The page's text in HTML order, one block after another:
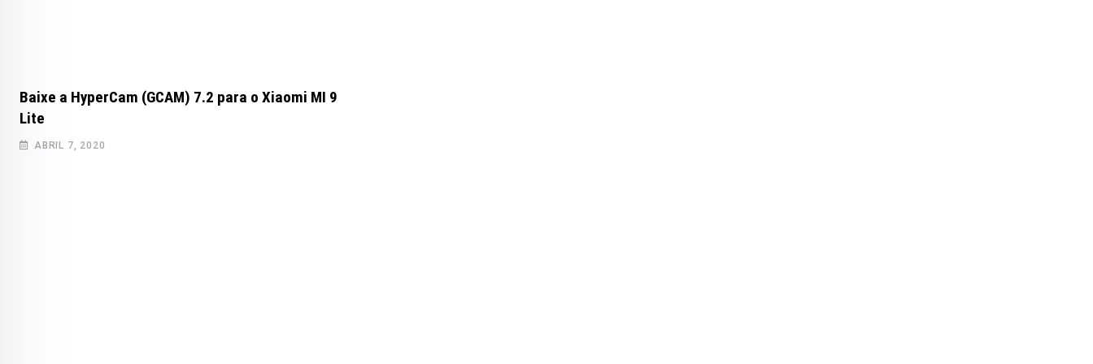
Baixe a HyperCam (GCAM) 7.2 para o Xiaomi MI 9
Lite
ABRIL 7, 2020